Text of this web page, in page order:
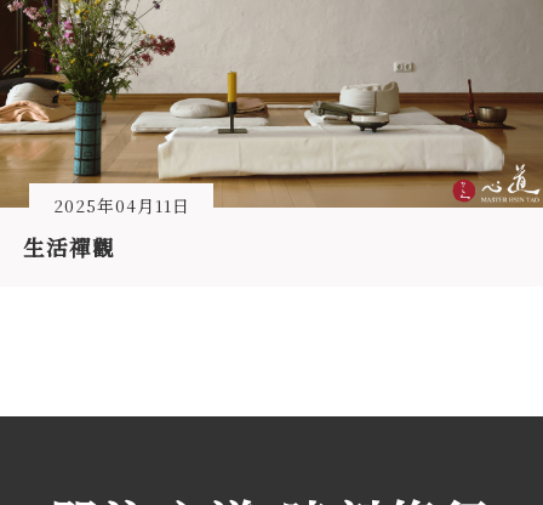
2025年04月11日
生活禪觀